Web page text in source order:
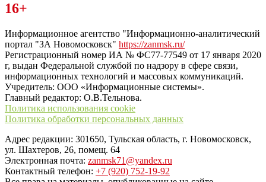
Читайте последние новости дня в Тульской области на сайте
“ЗаНовомосковск”
16+
Информационное агентство "Информационно-аналитический
портал "ЗА Новомосковск" https://zanmsk.ru/
Регистрационный номер ИА № ФС77-77549 от 17 января 2020
г, выдан Федеральной службой по надзору в сфере связи,
информационных технологий и массовых коммуникаций.
Учредитель: ООО «Информационные системы».
Главный редактор: О.В.Тельнова.
Политика использования cookie
Политика обработки персональных данных
Адрес редакции: 301650, Тульская область, г. Новомосковск,
ул. Шахтеров, 26, помещ. 64
Электронная почта: zanmsk71@yandex.ru
Контактный телефон: +7 (920) 752-19-92